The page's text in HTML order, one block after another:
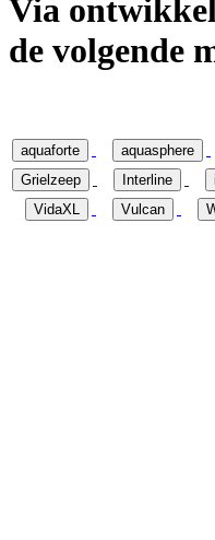
Via
de volgende
aquaforte aquasphere
Grielzeep
Interline
VidaXL
Vulcan